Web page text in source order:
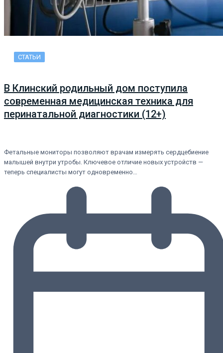
СТАТЬИ
В Клинский родильный дом поступила
современная медицинская техника для
перинатальной диагностики (12+)
Фетальные мониторы позволяют врачам измерять сердцебиение
малышей внутри утробы. Ключевое отличие новых устройств —
теперь специалисты могут одновременно…